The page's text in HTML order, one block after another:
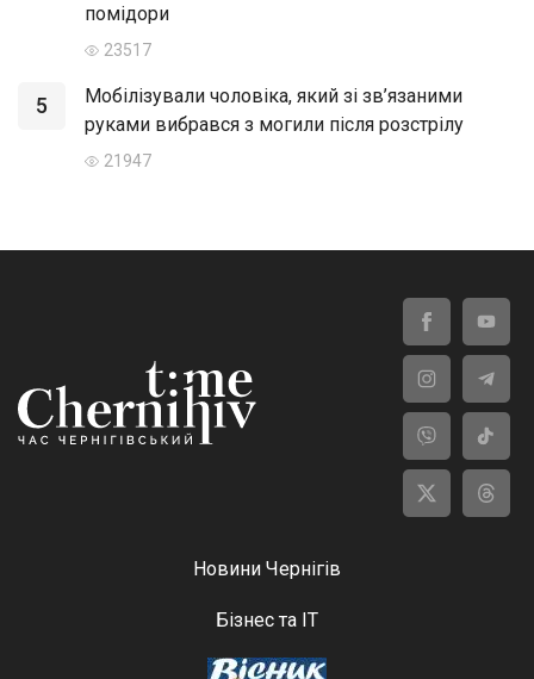
помідори
23517
5
Мобілізували чоловіка, який зі зв’язаними
руками вибрався з могили після розстрілу
21947
Новини Чернігів
Бізнес та ІТ